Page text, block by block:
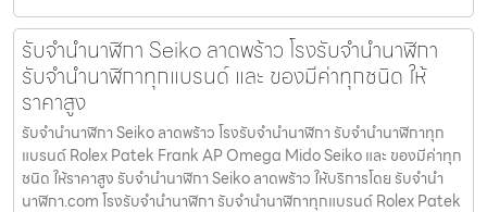
รับจํานํานาฬิกา Seiko ลาดพร้าว โรงรับจำนำนาฬิกา
รับจำนำนาฬิกาทุกแบรนด์ และ ของมีค่าทุกชนิด ให้
ราคาสูง
รับจํานํานาฬิกา Seiko ลาดพร้าว โรงรับจำนำนาฬิกา รับจำนำนาฬิกาทุก
แบรนด์ Rolex Patek Frank AP Omega Mido Seiko และ ของมีค่าทุก
ชนิด ให้ราคาสูง รับจํานํานาฬิกา Seiko ลาดพร้าว ให้บริการโดย รับจํานํา
นาฬิกา.com โรงรับจำนำนาฬิกา รับจำนำนาฬิกาทุกแบรนด์ Rolex Patek